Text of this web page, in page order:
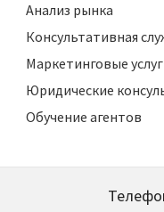
Анализ рынка
Консультативная
Маркетинговые
Юридические
Обучение агентов